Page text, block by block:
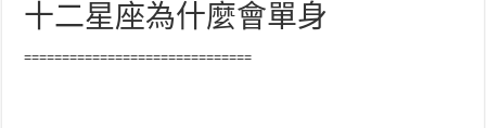
十二星座為什麼會單身
==============================